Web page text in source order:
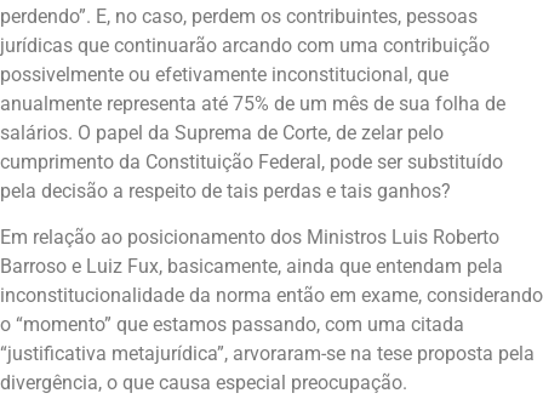
perdendo”. E, no caso, perdem os contribuintes, pessoas
jurídicas que continuarão arcando com uma contribuição
possivelmente ou efetivamente inconstitucional, que
anualmente representa até 75% de um mês de sua folha de
salários. O papel da Suprema de Corte, de zelar pelo
cumprimento da Constituição Federal, pode ser substituído
pela decisão a respeito de tais perdas e tais ganhos?
Em relação ao posicionamento dos Ministros Luis Roberto
Barroso e Luiz Fux, basicamente, ainda que entendam pela
inconstitucionalidade da norma então em exame, considerando
o “momento” que estamos passando, com uma citada
“justificativa metajurídica”, arvoraram-se na tese proposta pela
divergência, o que causa especial preocupação.